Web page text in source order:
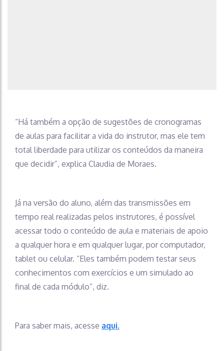
“Há também a opção de sugestões de cronogramas
de aulas para facilitar a vida do instrutor, mas ele tem
total liberdade para utilizar os conteúdos da maneira
que decidir”, explica Claudia de Moraes.
Já na versão do aluno, além das transmissões em
tempo real realizadas pelos instrutores, é possível
acessar todo o conteúdo de aula e materiais de apoio
a qualquer hora e em qualquer lugar, por computador,
tablet ou celular. “Eles também podem testar seus
conhecimentos com exercícios e um simulado ao
final de cada módulo”, diz.
Para saber mais, acesse aqui.